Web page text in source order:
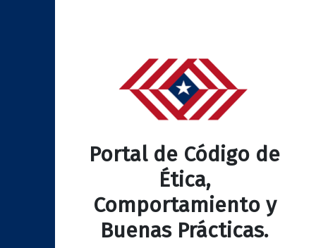
Portal de Código de
Ética,
Comportamiento y
Buenas Prácticas.